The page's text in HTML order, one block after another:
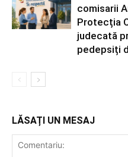
comisarii
Protecția
judecată
pedepsiți
LĂSAȚI UN MESAJ